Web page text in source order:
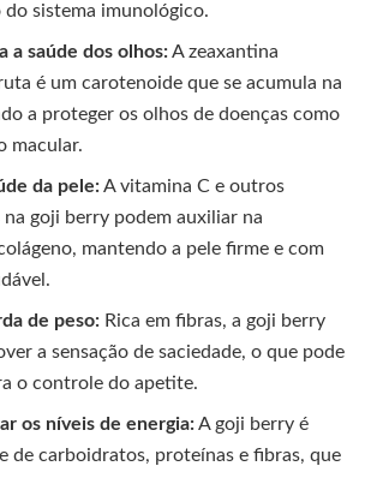
do sistema imunológico.
a saúde dos olhos:A zeaxantina
é um carotenoide que se acumula na
a proteger os olhos de doenças como
macular.
da pele:A vitamina C e outros
goji berry podem auxiliar na
mantendo a pele firme e com
de peso: Rica em fibras, a goji berry
a sensação de saciedade, o que pode
o controle do apetite.
os níveis de energia:A goji berry é
de carboidratos, proteínas e fibras, que